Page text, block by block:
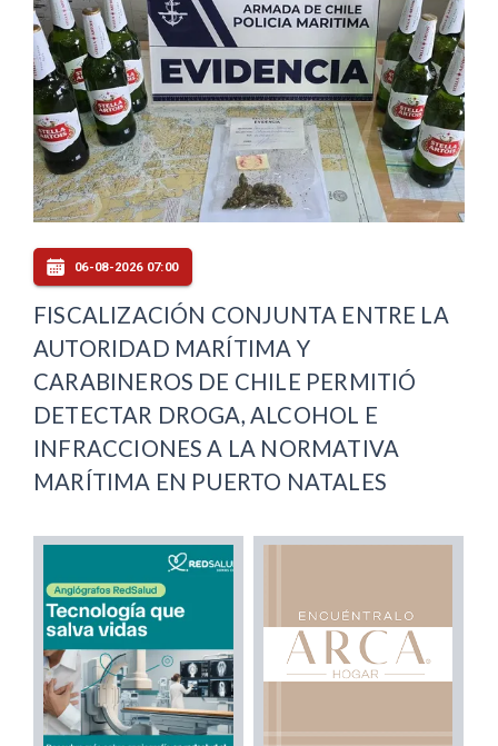
06-08-2026 07:00
FISCALIZACIÓN CONJUNTA ENTRE LA
AUTORIDAD MARÍTIMA Y
CARABINEROS DE CHILE PERMITIÓ
DETECTAR DROGA, ALCOHOL E
INFRACCIONES A LA NORMATIVA
MARÍTIMA EN PUERTO NATALES